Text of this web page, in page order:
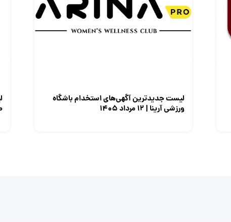
لیست جدیدترین آگهی‌های استخدام باشگاه
ورزشی آرینا | ۱۲ مرداد ۱۴۰۵